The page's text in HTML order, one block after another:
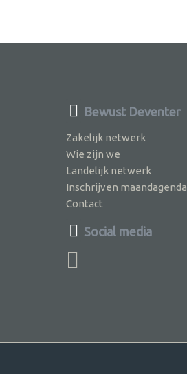
Bewust Deventer
Zakelijk netwerk
Wie zijn we
Landelijk netwerk
Inschrijven maandagenda
Contact
Social media